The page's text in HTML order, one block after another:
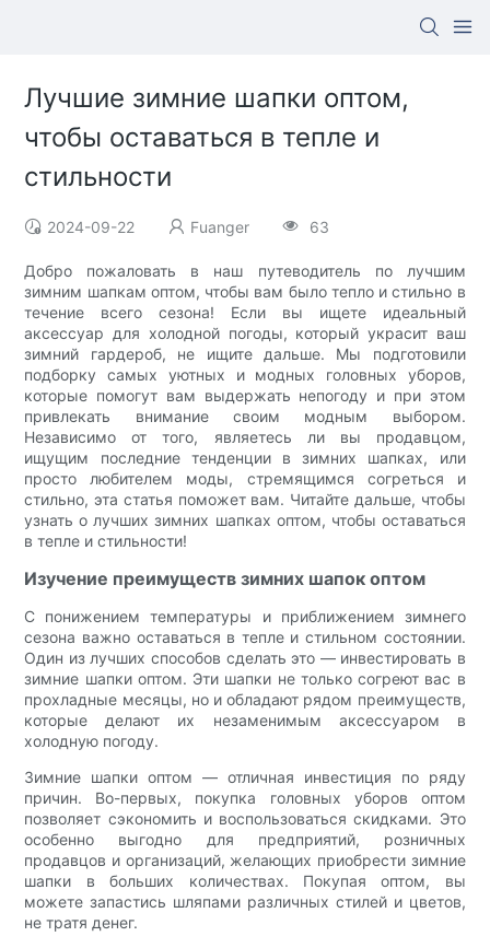
Лучшие зимние шапки оптом,
чтобы оставаться в тепле и
стильности
2024-09-22 Fuanger 63
Добро пожаловать в наш путеводитель по лучшим
зимним шапкам оптом, чтобы вам было тепло и стильно в
течение всего сезона! Если вы ищете идеальный
аксессуар для холодной погоды, который украсит ваш
зимний гардероб, не ищите дальше. Мы подготовили
подборку самых уютных и модных головных уборов,
которые помогут вам выдержать непогоду и при этом
привлекать внимание своим модным выбором.
Независимо от того, являетесь ли вы продавцом,
ищущим последние тенденции в зимних шапках, или
просто любителем моды, стремящимся согреться и
стильно, эта статья поможет вам. Читайте дальше, чтобы
узнать о лучших зимних шапках оптом, чтобы оставаться
в тепле и стильности!
Изучение преимуществ зимних шапок оптом
С понижением температуры и приближением зимнего
сезона важно оставаться в тепле и стильном состоянии.
Один из лучших способов сделать это — инвестировать в
зимние шапки оптом. Эти шапки не только согреют вас в
прохладные месяцы, но и обладают рядом преимуществ,
которые делают их незаменимым аксессуаром в
холодную погоду.
Зимние шапки оптом — отличная инвестиция по ряду
причин. Во-первых, покупка головных уборов оптом
позволяет сэкономить и воспользоваться скидками. Это
особенно выгодно для предприятий, розничных
продавцов и организаций, желающих приобрести зимние
шапки в больших количествах. Покупая оптом, вы
можете запастись шляпами различных стилей и цветов,
не тратя денег.